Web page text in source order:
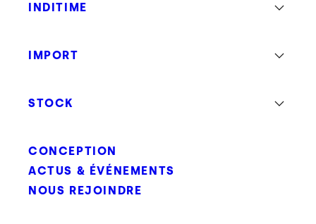
INDITIME
IMPORT
STOCK
CONCEPTION
ACTUS & ÉVÉNEMENTS
NOUS REJOINDRE